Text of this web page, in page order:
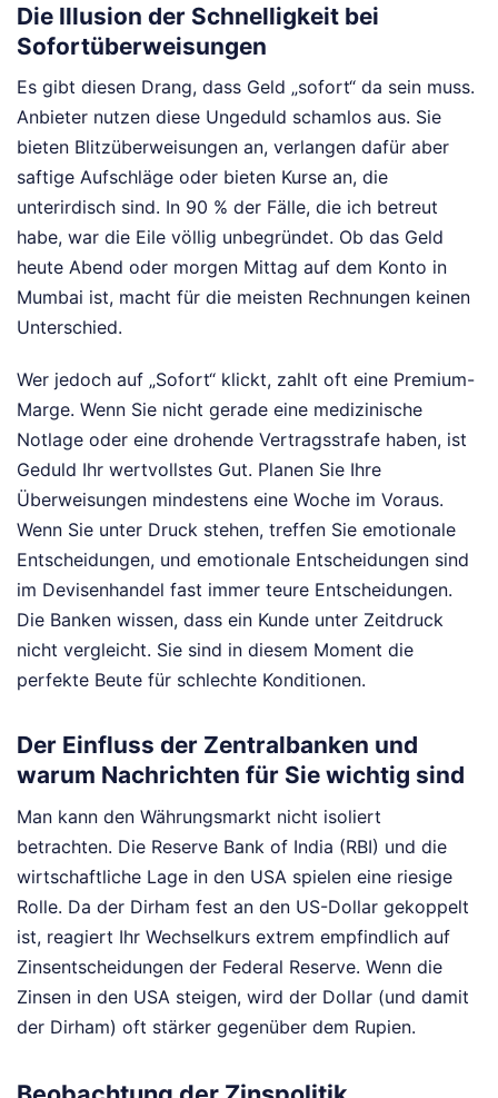
Die Illusion der Schnelligkeit bei
Sofortüberweisungen
Es gibt diesen Drang, dass Geld „sofort“ da sein muss.
Anbieter nutzen diese Ungeduld schamlos aus. Sie
bieten Blitzüberweisungen an, verlangen dafür aber
saftige Aufschläge oder bieten Kurse an, die
unterirdisch sind. In 90 % der Fälle, die ich betreut
habe, war die Eile völlig unbegründet. Ob das Geld
heute Abend oder morgen Mittag auf dem Konto in
Mumbai ist, macht für die meisten Rechnungen keinen
Unterschied.
Wer jedoch auf „Sofort“ klickt, zahlt oft eine Premium-
Marge. Wenn Sie nicht gerade eine medizinische
Notlage oder eine drohende Vertragsstrafe haben, ist
Geduld Ihr wertvollstes Gut. Planen Sie Ihre
Überweisungen mindestens eine Woche im Voraus.
Wenn Sie unter Druck stehen, treffen Sie emotionale
Entscheidungen, und emotionale Entscheidungen sind
im Devisenhandel fast immer teure Entscheidungen.
Die Banken wissen, dass ein Kunde unter Zeitdruck
nicht vergleicht. Sie sind in diesem Moment die
perfekte Beute für schlechte Konditionen.
Der Einfluss der Zentralbanken und
warum Nachrichten für Sie wichtig sind
Man kann den Währungsmarkt nicht isoliert
betrachten. Die Reserve Bank of India (RBI) und die
wirtschaftliche Lage in den USA spielen eine riesige
Rolle. Da der Dirham fest an den US-Dollar gekoppelt
ist, reagiert Ihr Wechselkurs extrem empfindlich auf
Zinsentscheidungen der Federal Reserve. Wenn die
Zinsen in den USA steigen, wird der Dollar (und damit
der Dirham) oft stärker gegenüber dem Rupien.